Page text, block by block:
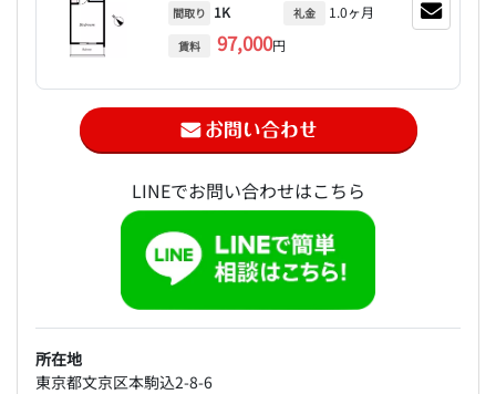
間取り 1K
賃料 97,000円
礼金 1.0ヶ月
LINEでお問い合わせはこちら
所在地
東京都文京区本駒込2-8-6